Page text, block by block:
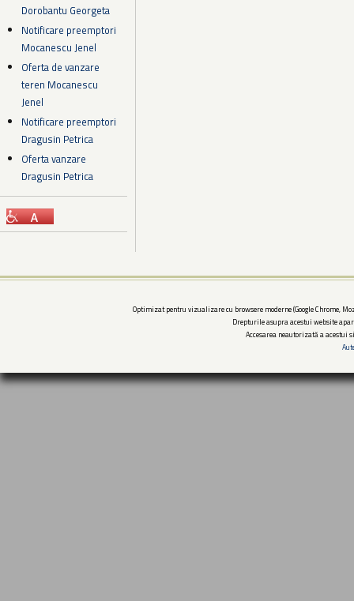
Dorobantu Georgeta
Notificare preemptori
Mocanescu Jenel
Oferta de vanzare
teren Mocanescu
Jenel
Notificare preemptori
Dragusin Petrica
Oferta vanzare
Dragusin Petrica
Optimizat pentru vizualizare cu browsere moderne (Google Chrome,
Drepturile asupra acestui website
Accesarea neautorizată a acestui